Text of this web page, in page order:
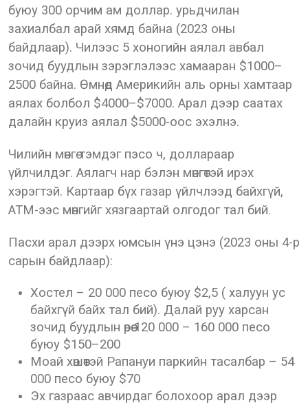
буюу 300 орчим ам доллар. урьдчилан
захиалбал арай хямд байна (2023 оны
байдлаар). Чилээс 5 хоногийн аялал авбал
зочид буудлын зэрэглэлээс хамааран $1000–
2500 байна. Өмнөд Америкийн аль орны хамтаар
аялах болбол $4000–$7000. Арал дээр саатах
далайн круиз аялал $5000-оос эхэлнэ.
Чилийн мөнгө тэмдэг пэсо ч, доллараар
үйлчилдэг. Аялагч нар бэлэн мөнгөтэй ирэх
хэрэгтэй. Картаар бүх газар үйлчлээд байхгүй,
АТМ-ээс мөнгийг хязгаартай олгодог тал бий.
Пасхи арал дээрх юмсын үнэ цэнэ (2023 оны 4-р
сарын байдлаар):
Хостел – 20 000 песо буюу $2,5 ( халуун ус
байхгүй байх тал бий). Далай руу харсан
зочид буудлын өрөө 120 000 – 160 000 песо
буюу $150–200
Моай хөшөөтэй Рапануи паркийн тасалбар – 54
000 песо буюу $70
Эх газраас авчирдаг болохоор арал дээр